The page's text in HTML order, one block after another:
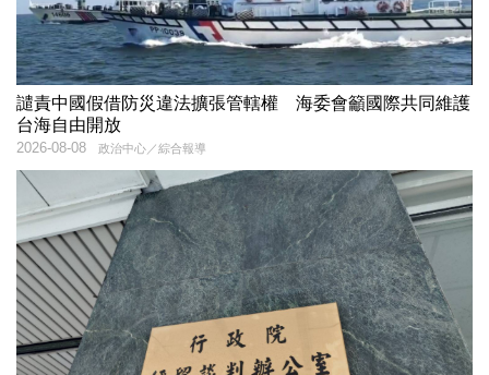
譴責中國假借防災違法擴張管轄權 海委會籲國際共同維護
台海自由開放
政治中心／綜合報導
2026-08-08